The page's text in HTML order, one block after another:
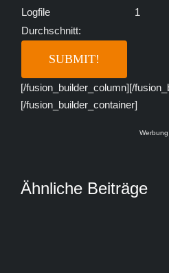
Logfile
1
Durchschnitt:
[/fusion_builder_column][/
[/fusion_builder_container]
Werbung
Ähnliche Beiträge